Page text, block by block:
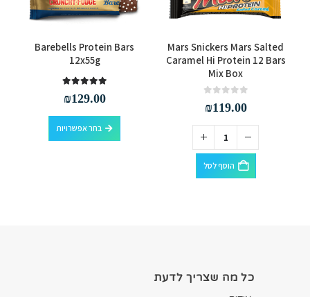
Mars Snickers Mars Salted
Caramel Hi Protein 12 Bars
Mix Box
₪119.00
הוסף לסל
Barebells Protein Bars
12x55g
₪129.00
בחר אפשרויות
למוצר זה יש מספר סוגים. ניתן לבחור את האפשרויות בעמוד המוצר
כל מה שצריך לדעת